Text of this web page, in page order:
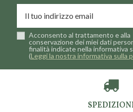
Acconsento al trattamento e alla
conservazione dei miei dati
finalità indicate nella informativa
(Leggi la nostra informativa sulla